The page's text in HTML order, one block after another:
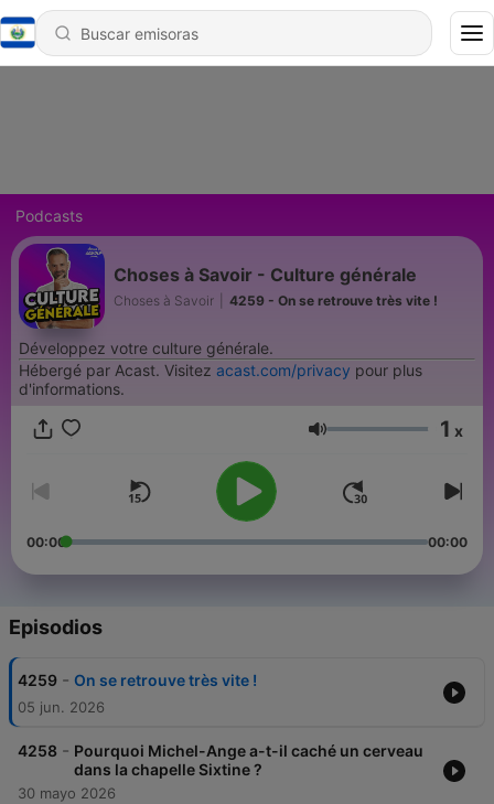
Podcasts
Choses à Savoir - Culture générale
Choses à Savoir 4259 - On se retrouve très vite !
Développez votre culture générale.
Hébergé par Acast. Visitez acast.com/privacy pour plus
d'informations.
Volumen 1 x
00:00 00:00
Episodios
4259 - On se retrouve très vite !
05 jun. 2026
4258 - Pourquoi Michel-Ange a-t-il caché un cerveau
dans la chapelle Sixtine ?
30 mayo 2026